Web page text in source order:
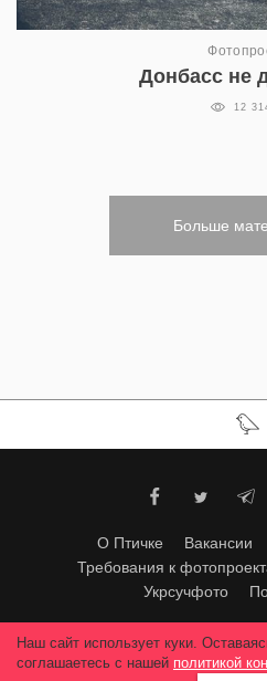
Донбасс не
12
Больше
О Птичке Вакансии
Требования к
Укрсучфото
Любое использование материалов
редакции.© 2026,
Наш сайт использует куки.
соглашаетесь с нашей политикой